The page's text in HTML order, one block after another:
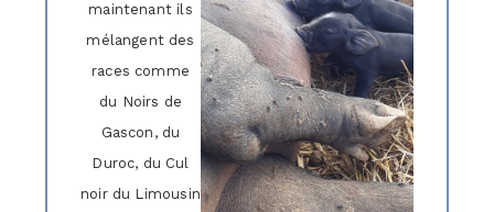
maintenant ils
mélangent des
races comme
du Noirs de
Gascon, du
Duroc, du Cul
noir du Limousin